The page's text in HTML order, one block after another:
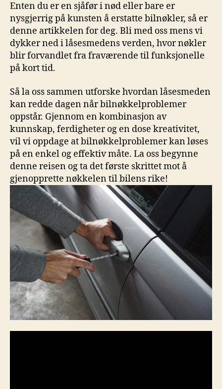
Enten du er en sjåfør⁣ i nød eller ​bare⁤ er
nysgjerrig på kunsten å erstatte bilnøkler, så‌ er
denne artikkelen for deg. Bli med ‌oss mens vi
dykker ned ⁢i låsesmedens⁣ verden,​ hvor⁢ nøkler
blir⁣ forvandlet fra fraværende til funksjonelle
⁢på kort tid.
Så ⁢la oss sammen⁤ utforske hvordan låsesmeden
kan ⁣redde dagen⁣ når⁤ bilnøkkelproblemer
⁢oppstår. Gjennom en kombinasjon av
kunnskap, ferdigheter og en dose kreativitet,
vil vi oppdage at⁣ bilnøkkelproblemer kan løses
på en enkel og ‌effektiv måte. La oss begynne
denne reisen ⁣og ta det⁢ første​ skrittet mot å
gjenopprette nøkkelen til bilens rike!